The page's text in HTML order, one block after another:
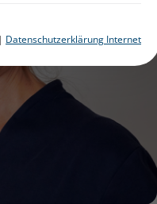
| Datenschutzerklärung Internet